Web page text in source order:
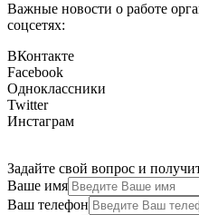
Важные новости о работе
соцсетях:
ВКонтакте
Facebook
Одноклассники
Twitter
Инстаграм
Задайте свой вопрос и
Ваше имя
Ваш телефон